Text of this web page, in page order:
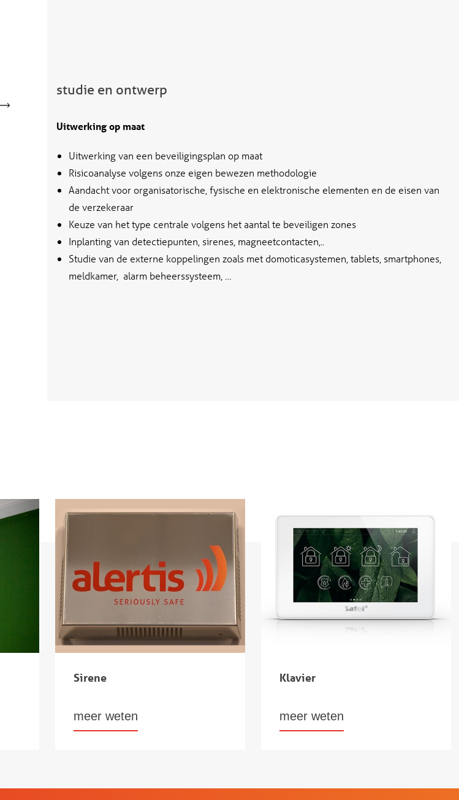
studie en ontwerp
Uitwerking op maat
Uitwerking van een beveiligingsplan op maat
Risicoanalyse volgens onze eigen bewezen methodologie
Aandacht voor organisatorische, fysische en elektronische elementen en de eisen van
de verzekeraar
Keuze van het type centrale volgens het aantal te beveiligen zones
Inplanting van detectiepunten, sirenes, magneetcontacten,..
Studie van de externe koppelingen zoals met domoticasystemen, tablets, smartphones,
meldkamer, alarm beheerssysteem, …
Sirene
meer weten
Klavier
meer weten